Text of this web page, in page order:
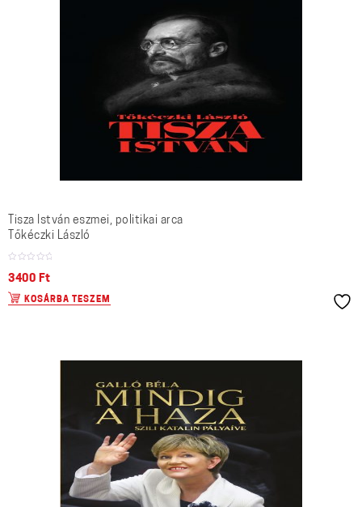
Tisza István eszmei, politikai arca
Tőkéczki László
3400 Ft
KOSÁRBA TESZEM